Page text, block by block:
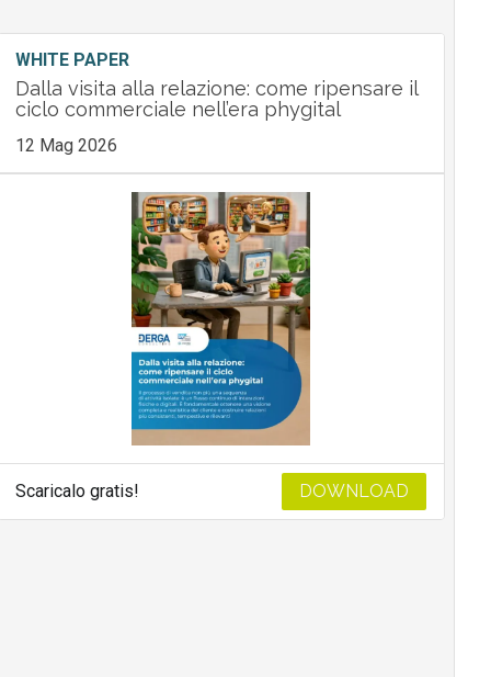
WHITE PAPER
Dalla visita alla relazione: come ripensare il
ciclo commerciale nell’era phygital
12 Mag 2026
Scaricalo gratis! DOWNLOAD